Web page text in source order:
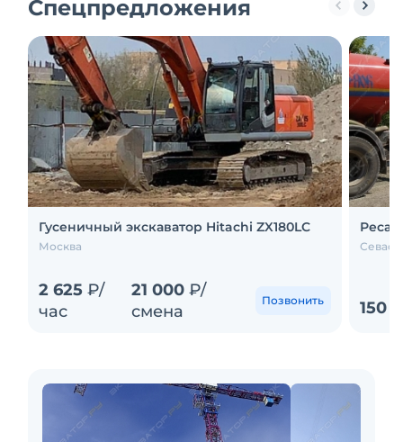
Спецпредложения
Гусеничный экскаватор Hitachi ZX180LC
Москва
2 625 ₽/
час
21 000 ₽/
смена
Позвонить 150